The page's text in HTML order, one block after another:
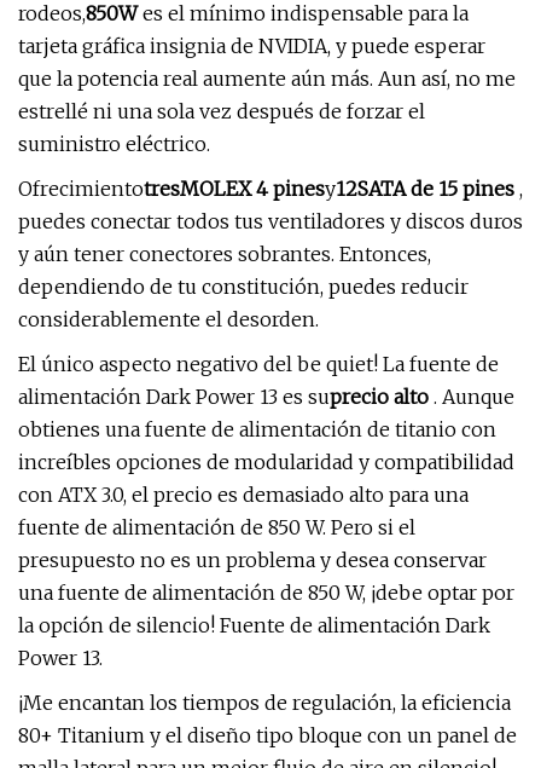
rodeos,850Wes el mínimo indispensable para la
tarjeta gráfica insignia de NVIDIA, y puede esperar
que la potencia real aumente aún más. Aun así, no me
estrellé ni una sola vez después de forzar el
suministro eléctrico.
OfrecimientotresMOLEX 4 pinesy12SATA de 15 pines ,
puedes conectar todos tus ventiladores y discos duros
y aún tener conectores sobrantes. Entonces,
dependiendo de tu constitución, puedes reducir
considerablemente el desorden.
El único aspecto negativo del be quiet! La fuente de
alimentación Dark Power 13 es suprecio alto . Aunque
obtienes una fuente de alimentación de titanio con
increíbles opciones de modularidad y compatibilidad
con ATX 3.0, el precio es demasiado alto para una
fuente de alimentación de 850 W. Pero si el
presupuesto no es un problema y desea conservar
una fuente de alimentación de 850 W, ¡debe optar por
la opción de silencio! Fuente de alimentación Dark
Power 13.
¡Me encantan los tiempos de regulación, la eficiencia
80+ Titanium y el diseño tipo bloque con un panel de